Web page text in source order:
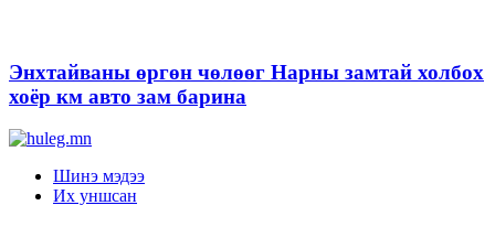
Энхтайваны өргөн чөлөөг Нарны замтай холбох
хоёр км авто зам барина
Шинэ мэдээ
Их уншсан